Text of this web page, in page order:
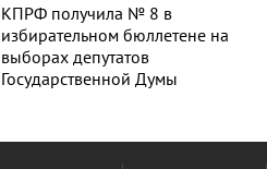
КПРФ получила № 8 в
избирательном бюллетене на
выборах депутатов
Государственной Думы